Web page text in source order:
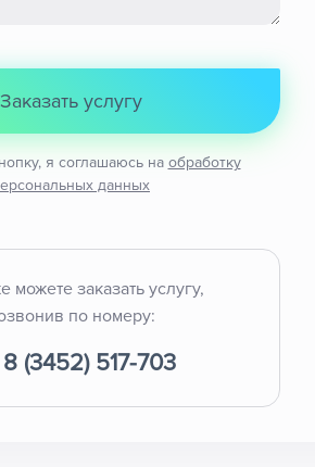
Заказать услугу
я соглашаюсь на обработку
данных
можете заказать услугу,
по номеру:
8 (3452) 517-703